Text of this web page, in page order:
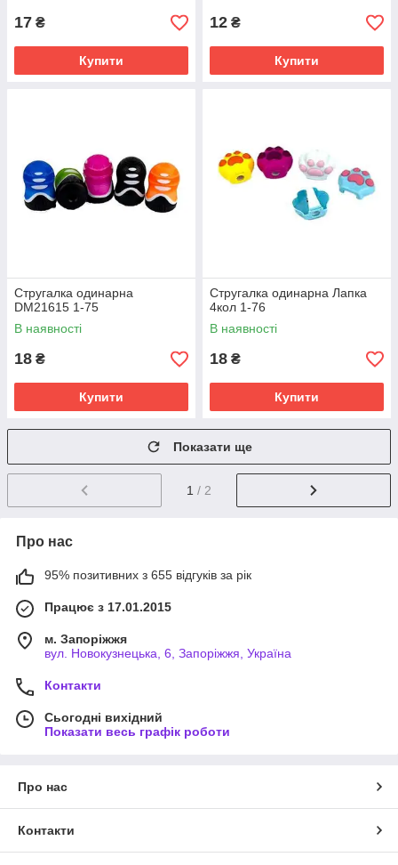
17 ₴
Купити
12 ₴
Купити
Стругалка одинарна
DM21615 1-75
В наявності
18 ₴
Купити
Стругалка одинарна Лапка
4кол 1-76
В наявності
18 ₴
Купити
Показати ще
1 / 2
Про нас
95% позитивних з 655 відгуків за рік
Працює з 17.01.2015
м. Запоріжжя
вул. Новокузнецька, 6, Запоріжжя, Україна
Контакти
Сьогодні вихідний
Показати весь графік роботи
Про нас
Контакти